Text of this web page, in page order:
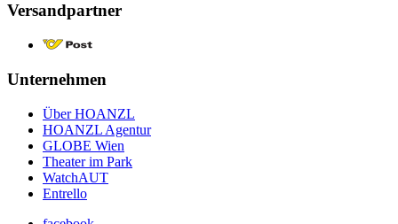
Versandpartner
Unternehmen
Über HOANZL
HOANZL Agentur
GLOBE Wien
Theater im Park
WatchAUT
Entrello